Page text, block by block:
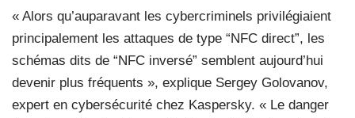
« Alors qu’auparavant les cybercriminels privilégiaient
principalement les attaques de type “NFC direct”, les
schémas dits de “NFC inversé” semblent aujourd’hui
devenir plus fréquents », explique Sergey Golovanov,
expert en cybersécurité chez Kaspersky. « Le danger